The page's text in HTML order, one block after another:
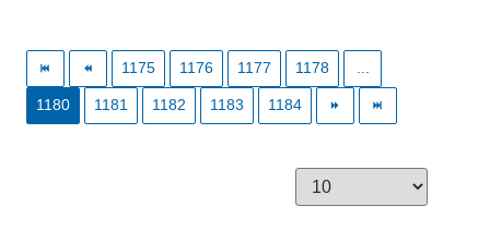
1175 1176 1177 1178 ...
1180 1181 1182 1183 1184